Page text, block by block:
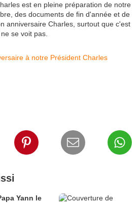
est en pleine préparation de notre
des documents de fin d'année et de
anniversaire Charles, surtout que c'est
se voit pas.
Yann le